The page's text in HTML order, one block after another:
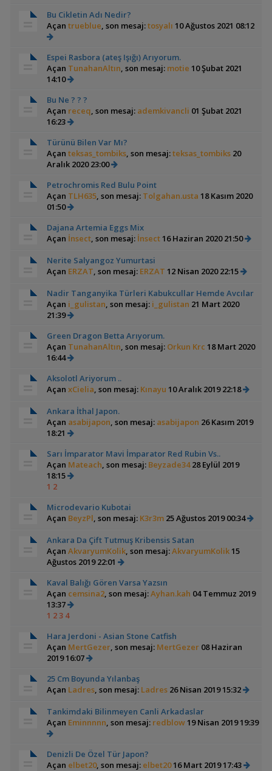
Bu Cikletin Adı Nedir?
Açan trueblue, son mesaj:tosyalı 10 Ağustos 2021 08:12
Espei Rasbora (ateş Işığı) Arıyorum.
Açan TunahanAltın, son mesaj: motie 10 Şubat 2021
14:10
Bu Ne ? ? ?
Açan receq, son mesaj: ademkivancli 01 Şubat 2021
16:23
Türünü Bilen Var Mı?
Açan teksas_tombiks, son mesaj:teksas_tombiks20
Aralık 2020 23:00
Petrochromis Red Bulu Point
Açan TLH635, son mesaj: Tolgahan.usta 18 Kasım 2020
01:50
Dajana Artemia Eggs Mix
Açan İnsect, son mesaj: İnsect16 Haziran 2020 21:50
Nerite Salyangoz Yumurtasi
Açan ERZAT, son mesaj: ERZAT 12 Nisan 2020 22:15
Nadir Tanganyika Türleri Kabukcullar Hemde Avcılar
Açan i_gulistan, son mesaj: i_gulistan 21 Mart 2020
21:39
Green Dragon Betta Arıyorum.
Açan TunahanAltın, son mesaj: Orkun Krc 18 Mart 2020
16:44
Aksolotl Ariyorum ..
Açan xCielia, son mesaj: Kınayu 10 Aralık 2019 22:18
Ankara İthal Japon.
Açan asabijapon, son mesaj: asabijapon 26 Kasım 2019
18:21
Sarı İmparator Mavi İmparator Red Rubin Vs..
Açan Mateach, son mesaj: Beyzade3428 Eylül 2019
18:15
1 2
Microdevario Kubotai
Açan BeyzPl, son mesaj: K3r3m 25 Ağustos 2019 00:34
Ankara Da Çift Tutmuş Kribensis Satan
Açan AkvaryumKolik, son mesaj:AkvaryumKolik15
Ağustos 2019 22:01
Kaval Balığı Gören Varsa Yazsın
Açan cemsina2, son mesaj:Ayhan.kah 04 Temmuz 2019
13:37
1 23 4
Hara Jerdoni - Asian Stone Catfish
Açan MertGezer, son mesaj: MertGezer08 Haziran
2019 16:07
25 Cm Boyunda Yılanbaş
Açan Ladres, son mesaj: Ladres26 Nisan 2019 15:32
Tankimdaki Bilinmeyen Canli Arkadaslar
Açan Eminnnnn, son mesaj: redblow19 Nisan 2019 19:39
Denizli De Özel Tür Japon?
Açan elbet20, son mesaj: elbet2016 Mart 2019 17:43